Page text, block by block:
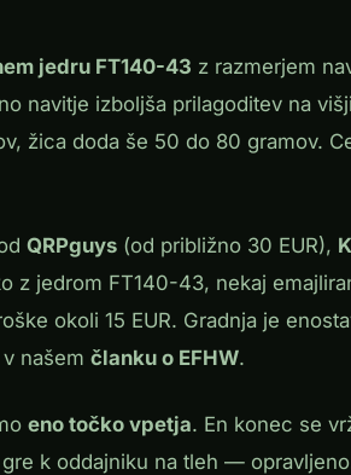
jedru FT140-43 z razmerjem
navitje izboljša prilagoditev na
žica doda še 50 do 80 gramov.
QRPguys (od približno 30 EUR),
z jedrom FT140-43, nekaj
okoli 15 EUR. Gradnja je
našem članku o EFHW.
eno točko vpetja. En konec se
k oddajniku na tleh —